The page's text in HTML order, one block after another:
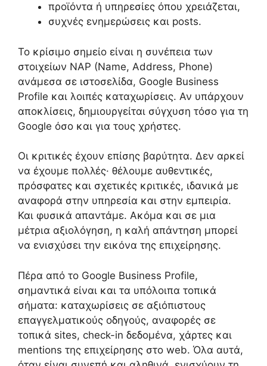
προϊόντα ή υπηρεσίες όπου χρειάζεται,
συχνές ενημερώσεις και posts.
Το κρίσιμο σημείο είναι η συνέπεια των
στοιχείων NAP (Name, Address, Phone)
ανάμεσα σε ιστοσελίδα, Google Business
Profile και λοιπές καταχωρίσεις. Αν υπάρχουν
αποκλίσεις, δημιουργείται σύγχυση τόσο για τη
Google όσο και για τους χρήστες.
Οι κριτικές έχουν επίσης βαρύτητα. Δεν αρκεί
να έχουμε πολλές· θέλουμε αυθεντικές,
πρόσφατες και σχετικές κριτικές, ιδανικά με
αναφορά στην υπηρεσία και στην εμπειρία.
Και φυσικά απαντάμε. Ακόμα και σε μια
μέτρια αξιολόγηση, η καλή απάντηση μπορεί
να ενισχύσει την εικόνα της επιχείρησης.
Πέρα από το Google Business Profile,
σημαντικά είναι και τα υπόλοιπα τοπικά
σήματα: καταχωρίσεις σε αξιόπιστους
επαγγελματικούς οδηγούς, αναφορές σε
τοπικά sites, check-in δεδομένα, χάρτες και
mentions της επιχείρησης στο web. Όλα αυτά,